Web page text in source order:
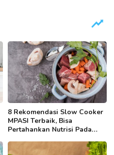
8 Rekomendasi Slow Cooker
MPASI Terbaik, Bisa
Pertahankan Nutrisi Pada